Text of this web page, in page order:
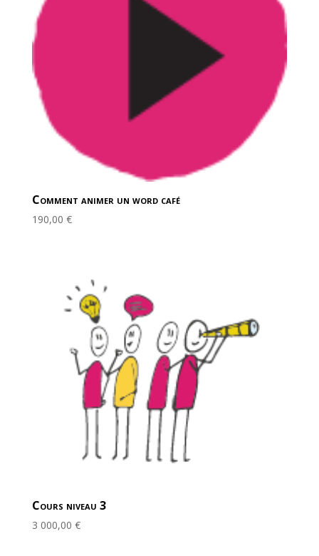
Comment animer un word café
190,00 €
Cours niveau 3
3 000,00 €